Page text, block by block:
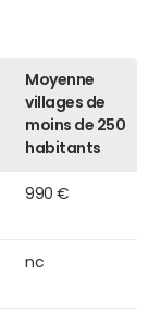
Moyenne
villages de
moins de 250
habitants
990 €
nc